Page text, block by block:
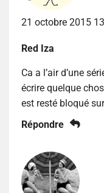
21 octobre 2015
Red Iza
Ca a l’air d’une
écrire quelque
est resté bloqué
Répondre